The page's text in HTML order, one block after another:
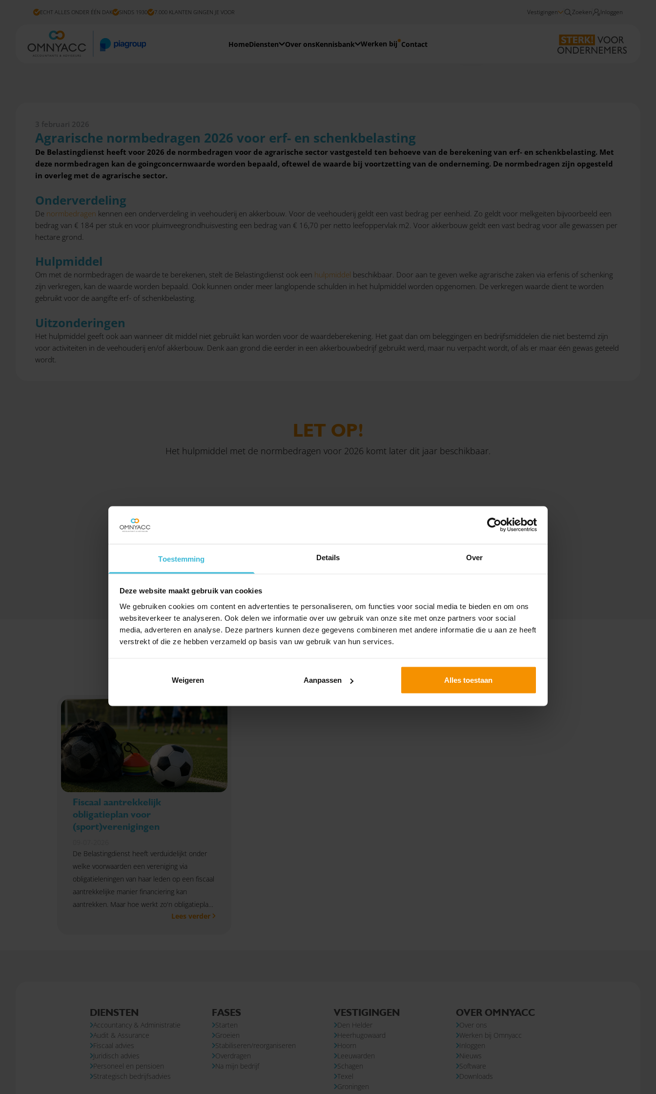
Toestemming Details Over
Deze website maakt gebruik van cookies
We gebruiken cookies om content en advertenties te personaliseren, om functies voor social media te bieden en om ons
websiteverkeer te analyseren. Ook delen we informatie over uw gebruik van onze site met onze partners voor social
media, adverteren en analyse. Deze partners kunnen deze gegevens combineren met andere informatie die u aan ze heeft
verstrekt of die ze hebben verzameld op basis van uw gebruik van hun services.
Weigeren Aanpassen Alles toestaan
ECHT ALLES ONDER ÉÉN DAK SINDS 1930 7.000 KLANTEN GINGEN JE VOOR Vestigingen Zoeken Inloggen
HomeDiensten Over onsKennisbank Werken bij Contact
Agrarische normbedragen 2026 voor erf- en schenkbelasting
3 februari 2026
Agrarische normbedragen 2026 voor erf- en schenkbelasting
De Belastingdienst heeft voor 2026 de normbedragen voor de agrarische sector vastgesteld ten behoeve van de berekening van erf- en schenkbelasting. Met
deze normbedragen kan de goingconcernwaarde worden bepaald, oftewel de waarde bij voortzetting van de onderneming. De normbedragen zijn opgesteld
in overleg met de agrarische sector.
Onderverdeling
De normbedragen kennen een onderverdeling in veehouderij en akkerbouw. Voor de veehouderij geldt een vast bedrag per eenheid. Zo geldt voor melkgeiten bijvoorbeeld een
bedrag van € 184 per stuk en voor pluimveegrondhuisvesting een bedrag van € 16,70 per netto leefoppervlak m2. Voor akkerbouw geldt een vast bedrag voor alle gewassen per
hectare grond.
Hulpmiddel
Om met de normbedragen de waarde te berekenen, stelt de Belastingdienst ook een hulpmiddel beschikbaar. Door aan te geven welke agrarische zaken via erfenis of schenking
zijn verkregen, kan de waarde worden bepaald. Ook kunnen onder meer langlopende schulden in het hulpmiddel worden opgenomen. De verkregen waarde dient te worden
gebruikt voor de aangifte erf- of schenkbelasting.
Uitzonderingen
Het hulpmiddel geeft ook aan wanneer dit middel niet gebruikt kan worden voor de waardeberekening. Het gaat dan om beleggingen en bedrijfsmiddelen die niet bestemd zijn
voor activiteiten in de veehouderij en/of akkerbouw. Denk aan grond die eerder in een akkerbouwbedrijf gebruikt werd, maar nu verpacht wordt, of als er maar één gewas geteeld
wordt.
LET OP!
Het hulpmiddel met de normbedragen voor 2026 komt later dit jaar beschikbaar.
SPECIAAL VOOR JOU
Fiscaal aantrekkelijk
obligatieplan voor
(sport)verenigingen
De Belastingdienst heeft verduidelijkt onder
welke voorwaarden een vereniging via
obligatieleningen van haar leden op een fiscaal
aantrekkelijke manier financiering kan
aantrekken. Maar hoe werkt zo'n obligatieplan
Lees verder
DIENSTEN
Accountancy & Administratie
Audit & Assurance
Fiscaal advies
Juridisch advies
Personeel en pensioen
Strategisch bedrijfsadvies
FASES
Starten
Groeien
Stabiliseren/reorganiseren
Overdragen
Na mijn bedrijf
VESTIGINGEN
Den Helder
Heerhugowaard
Hoorn
Leeuwarden
Schagen
Texel
Groningen
OVER OMNYACC
Over ons
Werken bij Omnyacc
Inloggen
Nieuws
Software
Downloads